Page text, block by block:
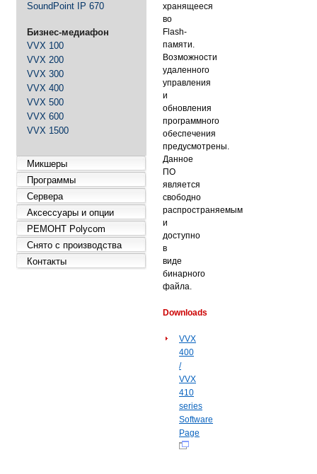
SoundPoint IP 670
Бизнес-медиафон
VVX 100
VVX 200
VVX 300
VVX 400
VVX 500
VVX 600
VVX 1500
Микшеры
Программы
Сервера
Аксессуары и опции
РЕМОНТ Polycom
Снято с производства
Контакты
хранящееся
во
Flash-
памяти.
Возможности
удаленного
управления
и
обновления
программного
обеспечения
предусмотрены.
Данное
ПО
является
свободно
распространяемым
и
доступно
в
виде
бинарного
файла.
Downloads
VVX
400
/
VVX
410
series
Software
Page